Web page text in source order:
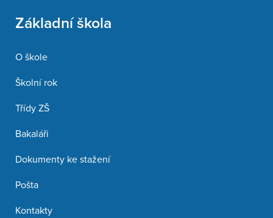
Základní škola
O škole
Školní rok
Třídy ZŠ
Bakaláři
Dokumenty ke stažení
Pošta
Kontakty